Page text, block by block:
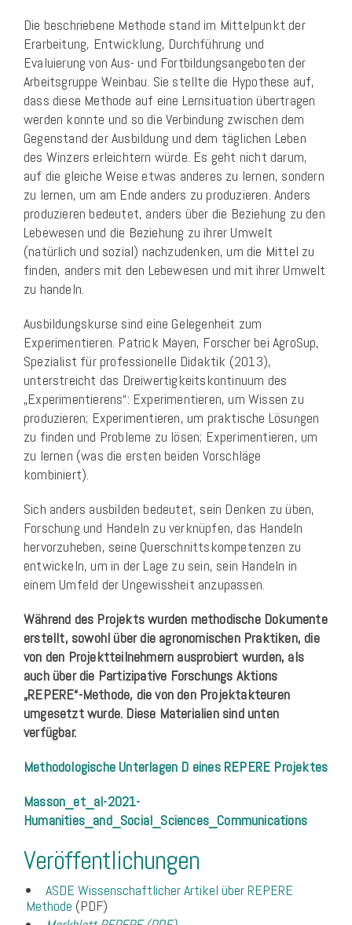
Die beschriebene Methode stand im Mittelpunkt der
Erarbeitung, Entwicklung, Durchführung und
Evaluierung von Aus- und Fortbildungsangeboten der
Arbeitsgruppe Weinbau. Sie stellte die Hypothese auf,
dass diese Methode auf eine Lernsituation übertragen
werden konnte und so die Verbindung zwischen dem
Gegenstand der Ausbildung und dem täglichen Leben
des Winzers erleichtern würde. Es geht nicht darum,
auf die gleiche Weise etwas anderes zu lernen, sondern
zu lernen, um am Ende anders zu produzieren. Anders
produzieren bedeutet, anders über die Beziehung zu den
Lebewesen und die Beziehung zu ihrer Umwelt
(natürlich und sozial) nachzudenken, um die Mittel zu
finden, anders mit den Lebewesen und mit ihrer Umwelt
zu handeln.
Ausbildungskurse sind eine Gelegenheit zum
Experimentieren. Patrick Mayen, Forscher bei AgroSup,
Spezialist für professionelle Didaktik (2013),
unterstreicht das Dreiwertigkeitskontinuum des
„Experimentierens“: Experimentieren, um Wissen zu
produzieren; Experimentieren, um praktische Lösungen
zu finden und Probleme zu lösen; Experimentieren, um
zu lernen (was die ersten beiden Vorschläge
kombiniert).
Sich anders ausbilden bedeutet, sein Denken zu üben,
Forschung und Handeln zu verknüpfen, das Handeln
hervorzuheben, seine Querschnittskompetenzen zu
entwickeln, um in der Lage zu sein, sein Handeln in
einem Umfeld der Ungewissheit anzupassen.
Während des Projekts wurden methodische Dokumente
erstellt, sowohl über die agronomischen Praktiken, die
von den Projektteilnehmern ausprobiert wurden, als
auch über die Partizipative Forschungs Aktions
„REPERE“-Methode, die von den Projektakteuren
umgesetzt wurde. Diese Materialien sind unten
verfügbar.
Methodologische Unterlagen D eines REPERE Projektes
Masson_et_al-2021-
Humanities_and_Social_Sciences_Communications
Veröffentlichungen
ASDE Wissenschaftlicher Artikel über REPERE
Methode (PDF)